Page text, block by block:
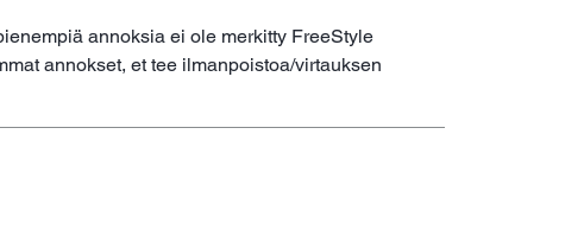
annoksia ei ole merkitty FreeStyle
annokset, et tee ilmanpoistoa/virtauksen